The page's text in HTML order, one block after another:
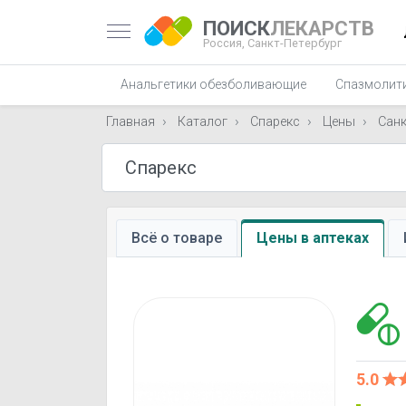
ПОИСКЛЕКАРСТВ
Россия, Санкт-Петербург
Анальгетики обезболивающие
Главная Каталог Спарекс Цены
Всё о товаре Цены в аптеках
5.0